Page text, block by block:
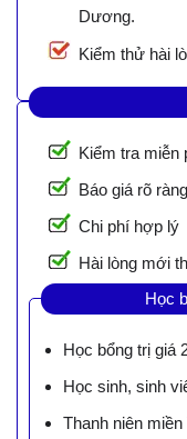
Dương.
Kiểm thử hài
Kiểm tra miễn
Báo giá rõ ràng
Chi phí hợp lý
Hài lòng mới
Học
Học bổng trị giá
Học sinh, sinh
Thanh niên